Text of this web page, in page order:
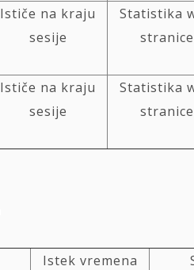
Ističe na kraju
sesije
Statistika
stranice
Ističe na kraju
sesije
Statistika
stranice
Istek vremena